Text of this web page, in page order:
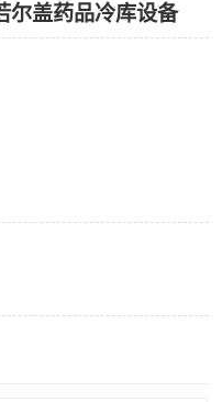
尔盖药品冷库设备